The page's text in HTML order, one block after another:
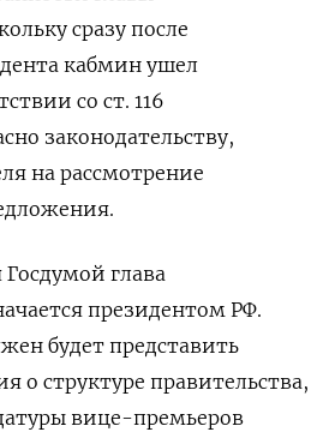
сразу после
кабмин ушел
со ст. 116
законодательству,
на рассмотрение
глава
президентом РФ.
будет представить
о структуре правительства,
вице-премьеров